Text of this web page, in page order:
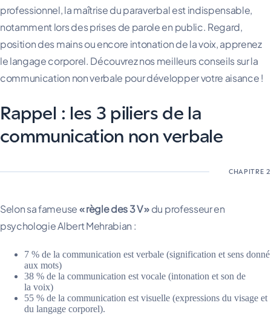
professionnel, la maîtrise du paraverbal est indispensable,
notamment lors des prises de parole en public. Regard,
position des mains ou encore intonation de la voix, apprenez
le langage corporel. Découvrez nos meilleurs conseils sur la
communication non verbale pour développer votre aisance !
Rappel : les 3 piliers de la
communication non verbale
Selon sa fameuse« règle des 3 V »du professeur en
psychologie Albert Mehrabian :
7 % de la communication est verbale (signification et sens donné
aux mots)
38 % de la communication est vocale (intonation et son de
la voix)
55 % de la communication est visuelle (expressions du visage et
du langage corporel).